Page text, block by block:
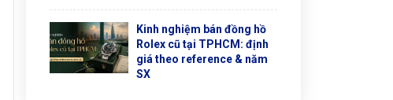
Kinh nghiệm bán đồng hồ
Rolex cũ tại TPHCM: định
giá theo reference & năm
SX